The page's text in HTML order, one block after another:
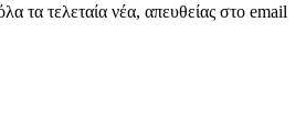
τα τελεταία νέα, απευθείας στο email